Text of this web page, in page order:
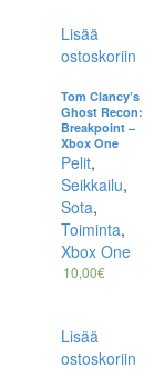
Lisää
ostoskoriin
Tom Clancy’s
Ghost Recon:
Breakpoint –
Xbox One
Pelit,
Seikkailu,
Sota,
Toiminta,
Xbox One
10,00€
Lisää
ostoskoriin